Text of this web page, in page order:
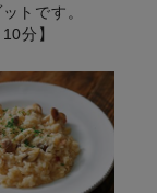
トです。
分】